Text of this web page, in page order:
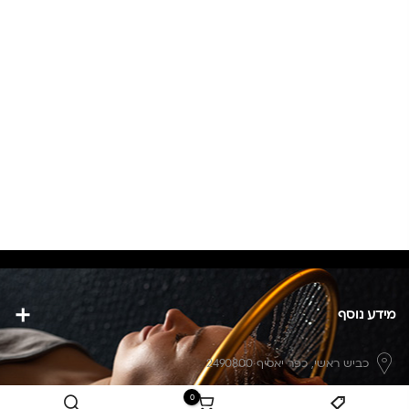
מידע נוסף
כביש ראשי,כפר יאסיף 2490800
מעליא 2514000 0